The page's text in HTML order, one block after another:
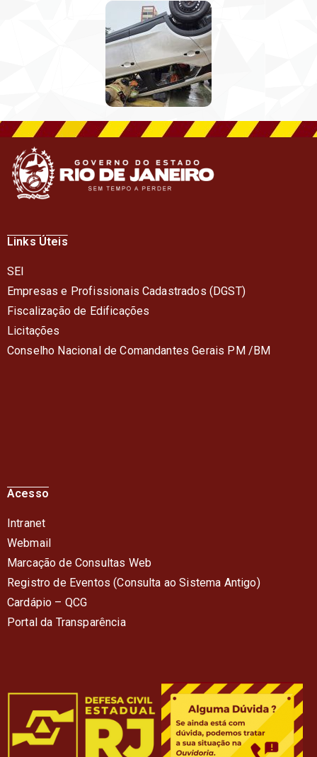
Links Úteis
SEI
Empresas e Profissionais Cadastrados (DGST)
Fiscalização de Edificações
Licitações
Conselho Nacional de Comandantes Gerais PM /BM
Acesso
Intranet
Webmail
Marcação de Consultas Web
Registro de Eventos (Consulta ao Sistema Antigo)
Cardápio – QCG
Portal da Transparência